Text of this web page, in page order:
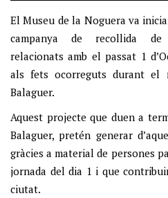
El Museu de la Noguera va
campanya de recollida de
relacionats amb el passat 1
als fets ocorreguts durant el
Balaguer.
Aquest projecte que duen a
Balaguer, pretén generar
gràcies a material de persones
jornada del dia 1 i que
ciutat.